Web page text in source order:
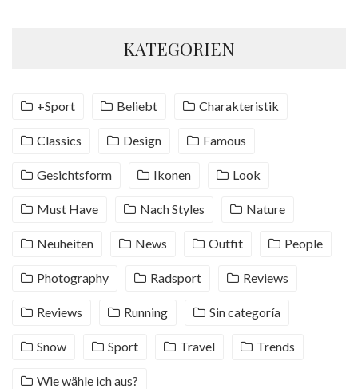
KATEGORIEN
+Sport Beliebt Charakteristik
Classics Design Famous
Gesichtsform Ikonen Look
Must Have Nach Styles Nature
Neuheiten News Outfit People
Photography Radsport Reviews
Reviews Running Sin categoría
Snow Sport Travel Trends
Wie wähle ich aus?